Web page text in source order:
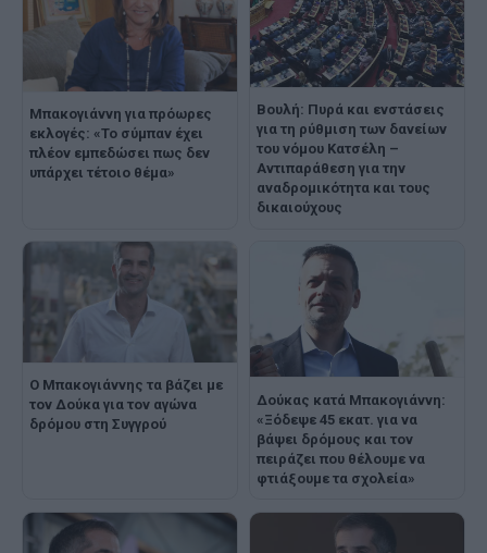
Μπακογιάννη για πρόωρες
εκλογές: «Το σύμπαν έχει
πλέον εμπεδώσει πως δεν
υπάρχει τέτοιο θέμα»
Βουλή: Πυρά και ενστάσεις
για τη ρύθμιση των δανείων
του νόμου Κατσέλη –
Αντιπαράθεση για την
αναδρομικότητα και τους
δικαιούχους
Ο Μπακογιάννης τα βάζει με
τον Δούκα για τον αγώνα
δρόμου στη Συγγρού
Δούκας κατά Μπακογιάννη:
«Ξόδεψε 45 εκατ. για να
βάψει δρόμους και τον
πειράζει που θέλουμε να
φτιάξουμε τα σχολεία»